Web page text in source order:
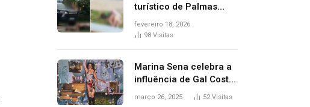
turístico de Palmas
ocorreu em frente à
viatura e base de
fevereiro 18, 2026
98 Visitas
Marina Sena celebra a
influência de Gal Costa
na arte do álbum
março 26, 2025 52Visitas